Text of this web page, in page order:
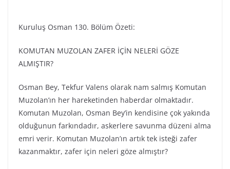
Kuruluş Osman 130. Bölüm Özeti:
KOMUTAN MUZOLAN ZAFER İÇİN NELERİ GÖZE
ALMIŞTIR?
Osman Bey, Tekfur Valens olarak nam salmış Komutan
Muzolan’ın her hareketinden haberdar olmaktadır.
Komutan Muzolan, Osman Bey’in kendisine çok yakında
olduğunun farkındadır, askerlere savunma düzeni alma
emri verir. Komutan Muzolan’ın artık tek isteği zafer
kazanmaktır, zafer için neleri göze almıştır?